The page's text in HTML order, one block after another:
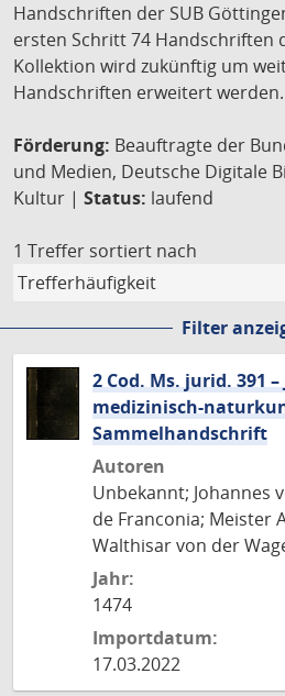
Handschriften der SUB
ersten Schritt 74 Handschriften
Kollektion wird zukünftig um
Handschriften erweitert werden.
Förderung: Beauftragte der
und Medien, Deutsche Digitale
Kultur | Status: laufend
1 Treffer sortiert nach
Filter
2 Cod. Ms. jurid. 391
medizinisch-
Sammelhandschrift
Autoren
Unbekannt; Johannes
de Franconia; Meister
Walthisar von der
Jahr:
1474
Importdatum:
17.03.2022